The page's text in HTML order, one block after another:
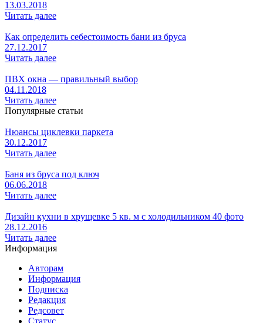
13.03.2018
Читать далее
Как определить себестоимость бани из бруса
27.12.2017
Читать далее
ПВХ окна — правильный выбор
04.11.2018
Читать далее
Популярные статьи
Нюансы циклевки паркета
30.12.2017
Читать далее
Баня из бруса под ключ
06.06.2018
Читать далее
Дизайн кухни в хрущевке 5 кв. м с холодильником 40 фото
28.12.2016
Читать далее
Информация
Авторам
Информация
Подписка
Редакция
Редсовет